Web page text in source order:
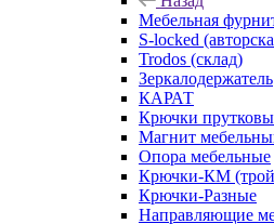
Мебельная
S-locked
Trodos (склад)
Зеркалодержатель
КАРАТ
Крючки
Магнит
Опора мебельные
Крючки-КМ
Крючки-Разные
Направляющие